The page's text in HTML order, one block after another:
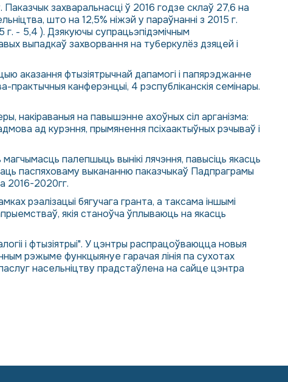
захваральнасці ў 2016 годзе склаў 27,6 на
што на 12,5% ніжэй у параўнанні з 2015 г.
- 5,4 ). Дзякуючы супрацьэпідэмічным
выпадкаў захворвання на туберкулёз дзяцей і
аказання фтызіятрычнай дапамогі і папярэджанне
канферэнцыі, 4 рэспубліканскія семінары.
накіраваныя на павышэнне ахоўных сіл арганізма:
ад курэння, прымянення псіхаактыўных рэчываў і
палепшыць вынікі лячэння, павысіць якасць
паспяховаму выкананню паказчыкаў Падпраграмы
2016-2020гг.
рэалізацыі бягучага гранта, а таксама іншымі
якія станоўча ўплываюць на якасць
і фтызіятрыі". У цэнтры распрацоўваюцца новыя
рэжыме функцыянуе гарачая лінія па сухотах
насельніцтву прадстаўлена на сайце цэнтра